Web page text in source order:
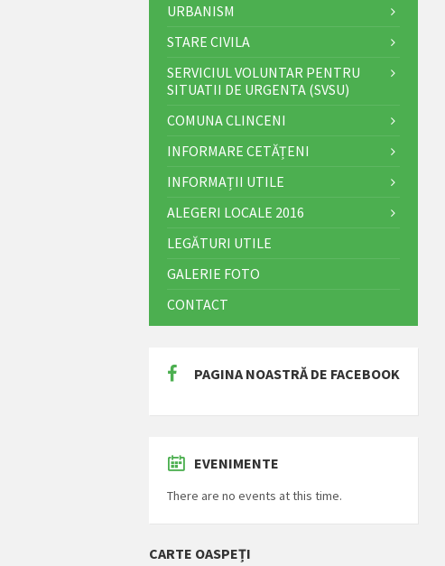
URBANISM
STARE CIVILA
SERVICIUL VOLUNTAR PENTRU
SITUATII DE URGENTA (SVSU)
COMUNA CLINCENI
INFORMARE CETĂȚENI
INFORMAȚII UTILE
ALEGERI LOCALE 2016
LEGĂTURI UTILE
GALERIE FOTO
CONTACT
PAGINA NOASTRĂ DE FACEBOOK
EVENIMENTE
There are no events at this time.
CARTE OASPEȚI